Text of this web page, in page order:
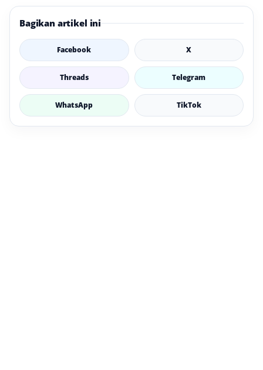
Bagikan artikel ini
Facebook X
Threads Telegram
WhatsApp TikTok